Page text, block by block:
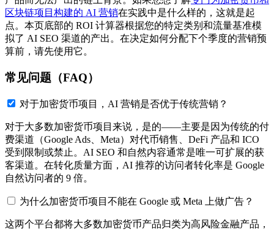
区块链项目构建的 AI 营销在实践中是什么样的，这就是起
点。本页底部的 ROI 计算器根据您的特定类别和流量基准模
拟了 AI SEO 渠道的产出。在决定如何分配下个季度的营销预
算前，请先使用它。
常见问题（FAQ）
对于加密货币项目，AI 营销是否优于传统营销？
对于大多数加密货币项目来说，是的——主要是因为传统的付
费渠道（Google Ads、Meta）对代币销售、DeFi 产品和 ICO
受到限制或禁止。AI SEO 和自然内容通常是唯一可扩展的获
客渠道。在转化质量方面，AI 推荐的访问者转化率是 Google
自然访问者的 9 倍。
为什么加密货币项目不能在 Google 或 Meta 上做广告？
这两个平台都将大多数加密货币产品归类为高风险金融产品，